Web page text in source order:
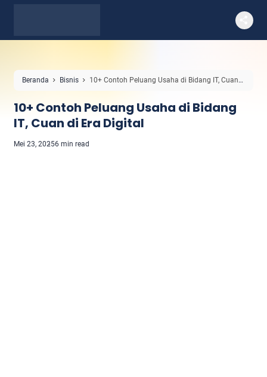
Beranda Bisnis
10+ Contoh Peluang Usaha di Bidang IT, Cuan
10+ Contoh Peluang Usaha di Bidang
IT, Cuan di Era Digital
Mei 23, 20256 min read